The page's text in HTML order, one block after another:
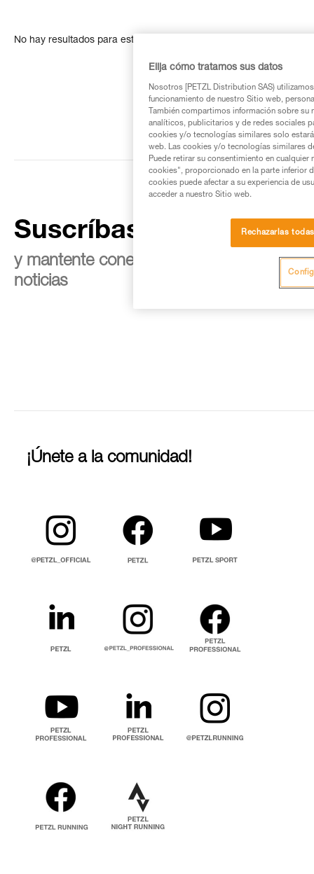
No hay resultados para esta búsqueda
Suscríbase al boletín
y mantente conectado con nuestras
noticias
¡Únete a la comunidad!
Elija cómo tratamos sus datos
Nosotros [PETZL Distribution SAS)
funcionamiento de nuestro Sitio web,
También compartimos información sobre
analíticos, publicitarios y de redes sociales
cookies y/o tecnologías similares solo
web. Las cookies y/o tecnologías similares
Puede retirar su consentimiento en
cookies", proporcionado en la parte inferior
cookies puede afectar a su experiencia de
acceder a nuestro Sitio web.
Rechazarlas